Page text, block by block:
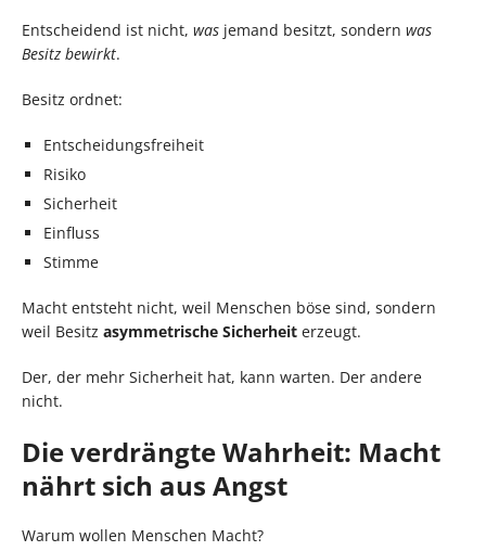
Entscheidend ist nicht, was jemand besitzt, sondern was
Besitz bewirkt.
Besitz ordnet:
Entscheidungsfreiheit
Risiko
Sicherheit
Einfluss
Stimme
Macht entsteht nicht, weil Menschen böse sind, sondern
weil Besitz asymmetrische Sicherheit erzeugt.
Der, der mehr Sicherheit hat, kann warten. Der andere
nicht.
Die verdrängte Wahrheit: Macht
nährt sich aus Angst
Warum wollen Menschen Macht?